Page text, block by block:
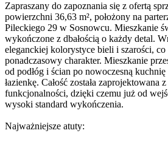
Zapraszany do zapoznania się z ofertą
powierzchni 36,63 m², położony na
Pileckiego 29 w Sosnowcu. Mieszkanie
wykończone z dbałością o każdy detal.
eleganckiej kolorystyce bieli i szarości,
ponadczasowy charakter. Mieszkanie
od podłóg i ścian po nowoczesną
łazienkę. Całość została zaprojektowana
funkcjonalności, dzięki czemu już od
wysoki standard wykończenia.
Najważniejsze atuty: